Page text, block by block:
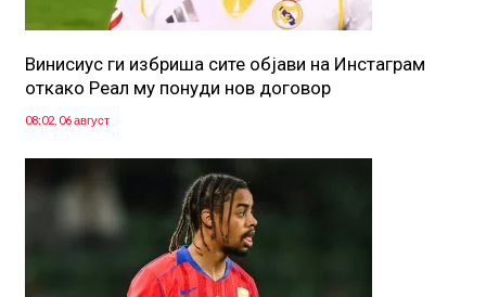
Винисиус ги избриша сите објави на Инстаграм
откако Реал му понуди нов договор
08:02, 06 август